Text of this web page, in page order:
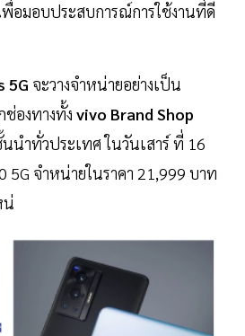
อมอบประสบการณ์การใช้งานที่ดี
5G จะวางจำหน่ายอย่างเป็น
องทางทั้ง vivo Brand Shop
นำทั่วประเทศ ในวันเสาร์ ที่ 16
5G จำหน่ายในราคา 21,999 บาท
น่